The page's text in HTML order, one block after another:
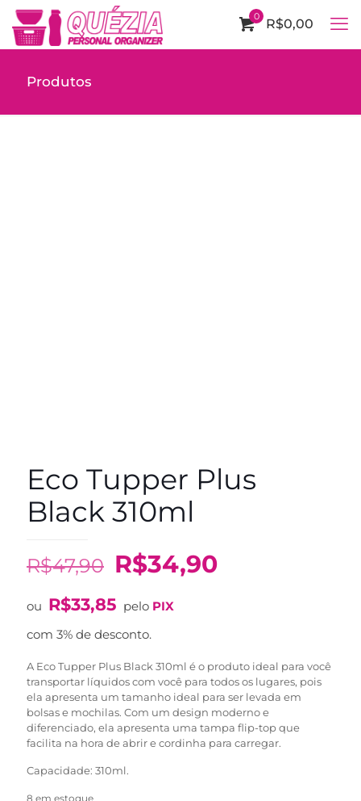
0 R$0,00
Produtos
Eco Tupper Plus
Black 310ml
R$47,90 O
original
era:
R$47,90.
R$34,90O
R$34,90.
ou R$33,85 pelo PIX
com 3% de desconto.
A Eco Tupper Plus Black 310ml é o produto ideal para você
transportar líquidos com você para todos os lugares, pois
ela apresenta um tamanho ideal para ser levada em
bolsas e mochilas. Com um design moderno e
diferenciado, ela apresenta uma tampa flip-top que
facilita na hora de abrir e cordinha para carregar.
Capacidade: 310ml.
8 em estoque